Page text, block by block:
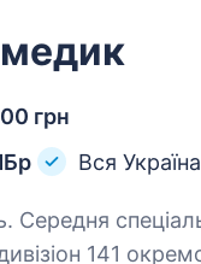
грн
Вся Україна
спеціальна освіта.
141